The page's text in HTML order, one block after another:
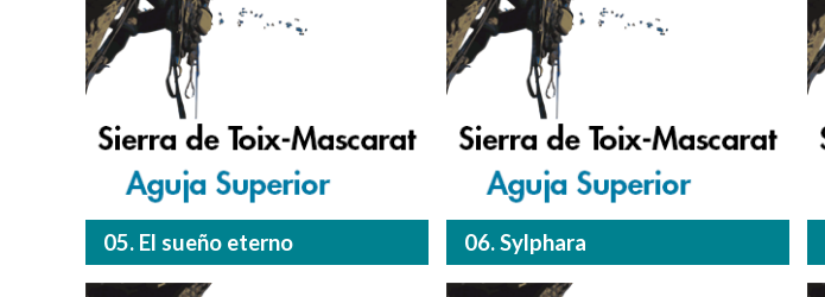
05. El sueño eterno 06. Sylphara